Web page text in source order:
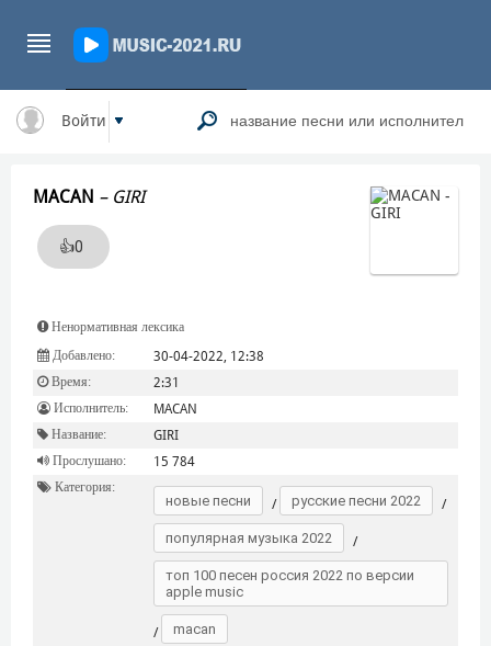
Войти
MACAN – GIRI
👍0
Ненормативная лексика
Добавлено: 30-04-2022, 12:38
Время: 2:31
Исполнитель: MACAN
Название: GIRI
Прослушано: 15 784
Категория:
новые песни / русские песни 2022 /
популярная музыка 2022 /
топ 100 песен россия 2022 по версии
apple music
/ macan